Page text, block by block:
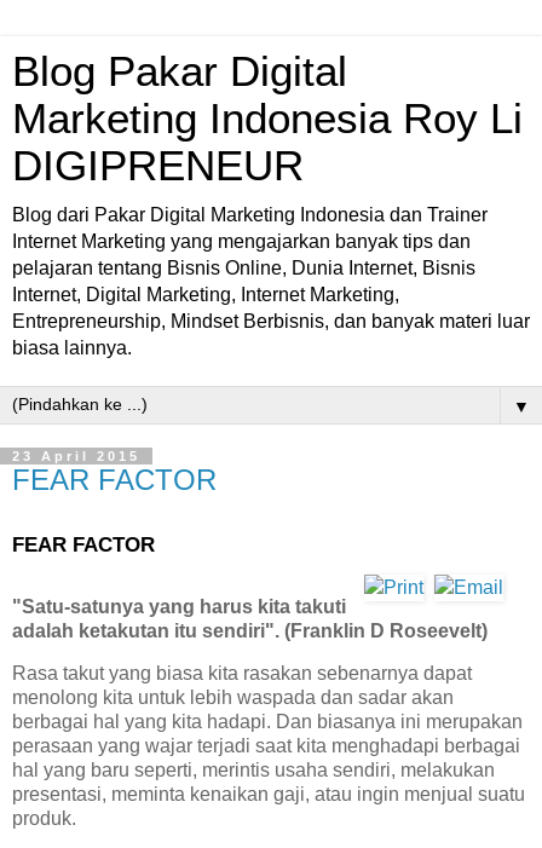
Blog Pakar Digital
Marketing Indonesia Roy Li
DIGIPRENEUR
Blog dari Pakar Digital Marketing Indonesia dan Trainer
Internet Marketing yang mengajarkan banyak tips dan
pelajaran tentang Bisnis Online, Dunia Internet, Bisnis
Internet, Digital Marketing, Internet Marketing,
Entrepreneurship, Mindset Berbisnis, dan banyak materi luar
biasa lainnya.
▼
23 April 2015
FEAR FACTOR
FEAR FACTOR
"Satu-satunya yang harus kita takuti
adalah ketakutan itu sendiri". (Franklin D Roseevelt)
Rasa takut yang biasa kita rasakan sebenarnya dapat
menolong kita untuk lebih waspada dan sadar akan
berbagai hal yang kita hadapi. Dan biasanya ini merupakan
perasaan yang wajar terjadi saat kita menghadapi berbagai
hal yang baru seperti, merintis usaha sendiri, melakukan
presentasi, meminta kenaikan gaji, atau ingin menjual suatu
produk.